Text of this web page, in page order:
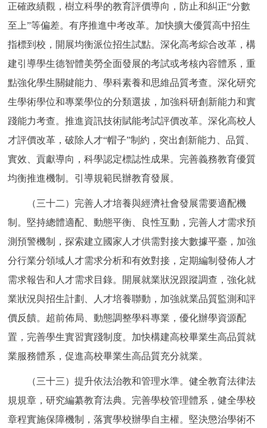
正確政績觀，樹立科學的教育評價導向，防止和糾正“分數
至上”等偏差。有序推進中考改革。加快擴大優質高中招生
指標到校，開展均衡派位招生試點。深化高考綜合改革，構
建引導學生德智體美勞全面發展的考試或考核內容體系，重
點強化學生關鍵能力、學科素養和思維品質考查。深化研究
生學術學位和專業學位的分類選拔，加強科研創新能力和實
踐能力考查。推進資訊技術賦能考試評價改革。深化高校人
才評價改革，破除人才“帽子”制約，突出創新能力、品質、
實效、貢獻導向，科學認定標誌性成果。完善義務教育優質
均衡推進機制。引導規範民辦教育發展。
（三十二）完善人才培養與經濟社會發展需要適配機
制。堅持總體適配、動態平衡、良性互動，完善人才需求預
測預警機制，探索建立國家人才供需對接大數據平臺，加強
分行業分領域人才需求分析和有效對接，定期編制發佈人才
需求報告和人才需求目錄。開展就業狀況跟蹤調查，強化就
業狀況與招生計劃、人才培養聯動，加強就業品質監測和評
價反饋。超前佈局、動態調整學科專業，優化辦學資源配
置，完善學生實習實踐制度。加快構建高校畢業生高品質就
業服務體系，促進高校畢業生高品質充分就業。
（三十三）提升依法治教和管理水準。健全教育法律法
規規章，研究編纂教育法典。完善學校管理體系，健全學校
章程實施保障機制，落實學校辦學自主權。堅決懲治學術不